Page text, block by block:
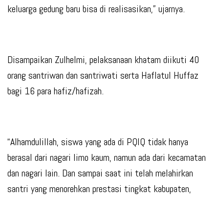
keluarga gedung baru bisa di realisasikan,” ujarnya.
Disampaikan Zulhelmi, pelaksanaan khatam diikuti 40
orang santriwan dan santriwati serta Haflatul Huffaz
bagi 16 para hafiz/hafizah.
“Alhamdulillah, siswa yang ada di PQIQ tidak hanya
berasal dari nagari limo kaum, namun ada dari kecamatan
dan nagari lain. Dan sampai saat ini telah melahirkan
santri yang menorehkan prestasi tingkat kabupaten,